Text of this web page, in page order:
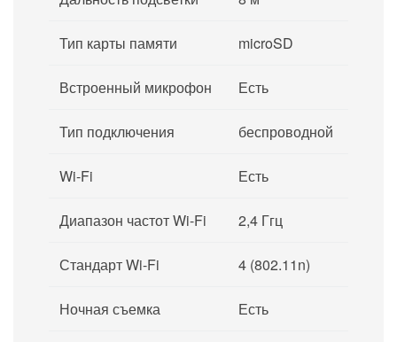
Тип карты памяти microSD
Встроенный микрофон Есть
Тип подключения беспроводной
Wi-Fi Есть
Диапазон частот Wi-Fi 2,4 Ггц
Стандарт Wi-Fi 4 (802.11n)
Ночная съемка Есть